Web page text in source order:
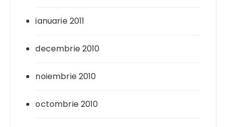
ianuarie 2011
decembrie 2010
noiembrie 2010
octombrie 2010